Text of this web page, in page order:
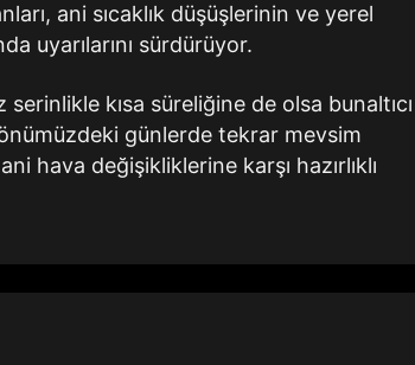
ani sıcaklık düşüşlerinin ve yerel
uyarılarını sürdürüyor.
kısa süreliğine de olsa bunaltıcı
günlerde tekrar mevsim
hava değişikliklerine karşı hazırlıklı